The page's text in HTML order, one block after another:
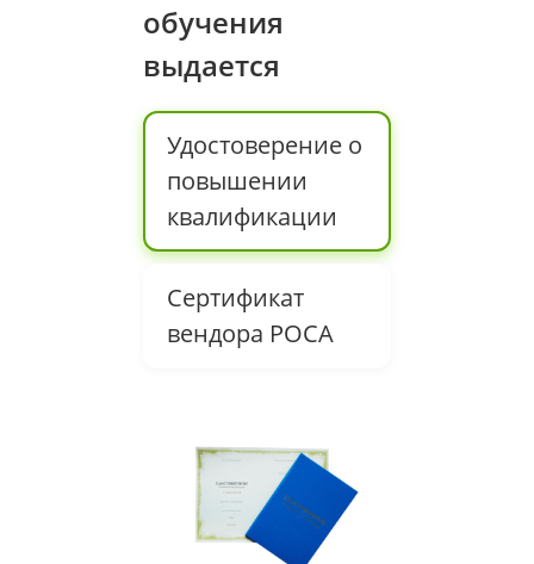
обучения
выдается
Удостоверение о
повышении
квалификации
Сертификат
вендора РОСА